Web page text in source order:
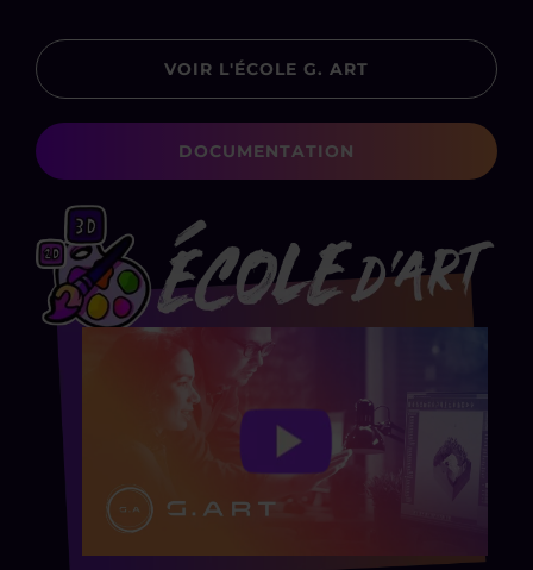
VOIR L'ÉCOLE G. ART
DOCUMENTATION